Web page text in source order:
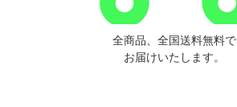
全商品、全国送料無料で
お届けいたします。